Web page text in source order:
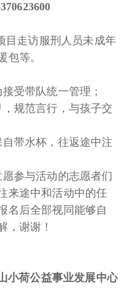
目走访服刑人员未成年
包等。
受带队统一管理；
规范言行，与孩子交
带水杯，往返途中注
参与活动的志愿者们
来途中和活动中的任
名后全部视同能够自
，谢谢！
小荷公益事业发展中心